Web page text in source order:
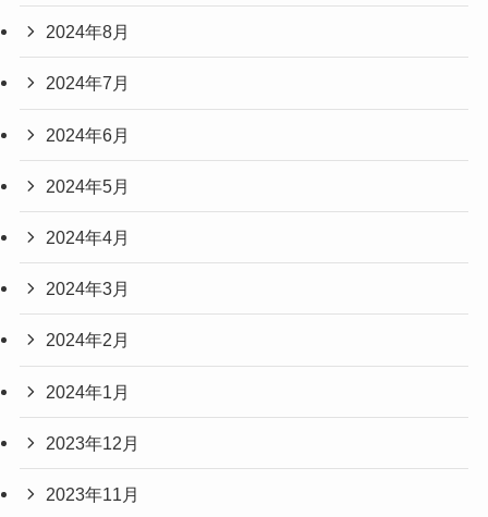
2024年8月
2024年7月
2024年6月
2024年5月
2024年4月
2024年3月
2024年2月
2024年1月
2023年12月
2023年11月